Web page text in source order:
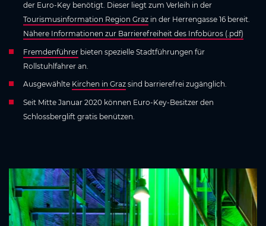
der Euro-Key benötigt. Dieser liegt zum Verleih in der
Tourismusinformation Region Graz in der Herrengasse 16 bereit.
Nähere Informationen zur Barrierefreiheit des Infobüros (.pdf)
Fremdenführer bieten spezielle Stadtführungen für
Rollstuhlfahrer an.
Ausgewählte Kirchen in Graz sind barrierefrei zugänglich.
Seit Mitte Januar 2020 können Euro-Key-Besitzer den
Schlossberglift gratis benützen.